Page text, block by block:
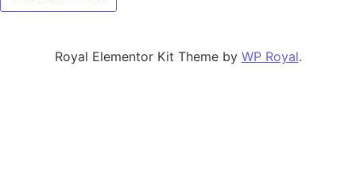
Royal Elementor Kit Theme by WP Royal.